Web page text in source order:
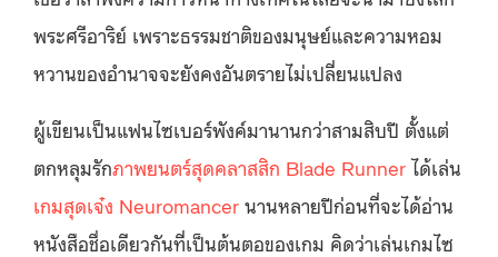
พระศรีอาริย์ เพราะธรรมชาติของมนุษย์และความหอม
หวานของอำนาจจะยังคงอันตรายไม่เปลี่ยนแปลง
ผู้เขียนเป็นแฟนไซเบอร์พังค์มานานกว่าสามสิบปี ตั้งแต่
ตกหลุมรักภาพยนตร์สุดคลาสสิก Blade Runnerได้เล่น
เกมสุดเจ๋ง Neuromancer นานหลายปีก่อนที่จะได้อ่าน
หนังสือชื่อเดียวกันที่เป็นต้นตอของเกม คิดว่าเล่นเกมไซ